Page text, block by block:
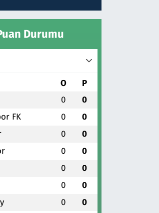
Durumu
O P
0 0
FK 0 0
0 0
0 0
0 0
0 0
0 0